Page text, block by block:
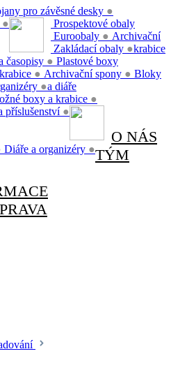
pro závěsné desky ●
●
Prospektové obaly
Euroobaly ●
Zakládací obaly ●
Archivační
krabice
časopisy ●
● Archivační spony ●
Plastové boxy
●
boxy a krabice ●
příslušenství ●
Bloky
a diáře
Diáře a organizéry ●
O NÁS
TÝM